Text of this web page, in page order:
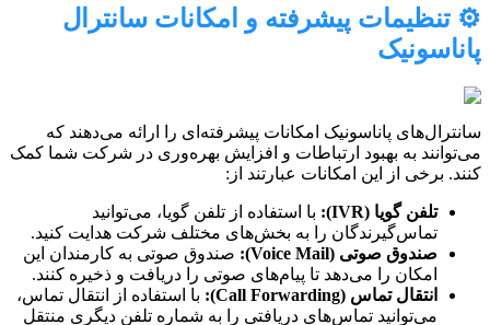
⚙️ تنظیمات پیشرفته و امکانات سانترال
پاناسونیک
سانترال‌های پاناسونیک امکانات پیشرفته‌ای را ارائه می‌دهند که
می‌توانند به بهبود ارتباطات و افزایش بهره‌وری در شرکت شما کمک
کنند. برخی از این امکانات عبارتند از:
تلفن گویا (IVR):
با استفاده از تلفن گویا، می‌توانید
تماس‌گیرندگان را به بخش‌های مختلف شرکت هدایت کنید.
صندوق صوتی (Voice Mail):
صندوق صوتی به کارمندان این
امکان را می‌دهد تا پیام‌های صوتی را دریافت و ذخیره کنند.
انتقال تماس (Call Forwarding):
با استفاده از انتقال تماس،
می‌توانید تماس‌های دریافتی را به شماره تلفن دیگری منتقل